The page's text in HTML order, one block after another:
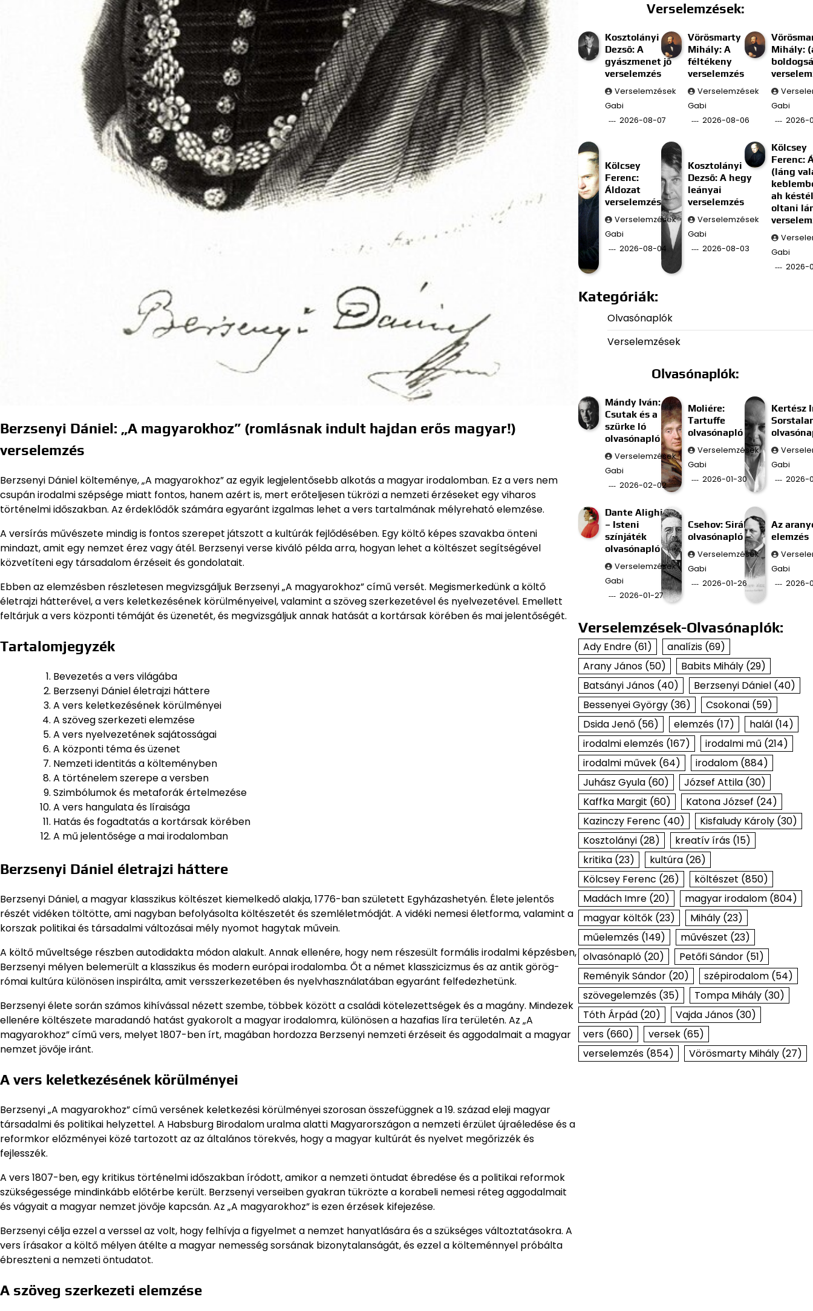
Berzsenyi Dániel: „A magyarokhoz” (romlásnak indult hajdan erős magyar!)
verselemzés
Berzsenyi Dániel költeménye, „A magyarokhoz” az egyik legjelentősebb alkotás a magyar irodalomban. Ez a vers nem
csupán irodalmi szépsége miatt fontos, hanem azért is, mert erőteljesen tükrözi a nemzeti érzéseket egy viharos
történelmi időszakban. Az érdeklődők számára egyaránt izgalmas lehet a vers tartalmának mélyreható elemzése.
A versírás művészete mindig is fontos szerepet játszott a kultúrák fejlődésében. Egy költő képes szavakba önteni
mindazt, amit egy nemzet érez vagy átél. Berzsenyi verse kiváló példa arra, hogyan lehet a költészet segítségével
közvetíteni egy társadalom érzéseit és gondolatait.
Ebben az elemzésben részletesen megvizsgáljuk Berzsenyi „A magyarokhoz” című versét. Megismerkedünk a költő
életrajzi hátterével, a vers keletkezésének körülményeivel, valamint a szöveg szerkezetével és nyelvezetével. Emellett
feltárjuk a vers központi témáját és üzenetét, és megvizsgáljuk annak hatását a kortársak körében és mai jelentőségét.
Tartalomjegyzék
Bevezetés a vers világába
Berzsenyi Dániel életrajzi háttere
A vers keletkezésének körülményei
A szöveg szerkezeti elemzése
A vers nyelvezetének sajátosságai
A központi téma és üzenet
Nemzeti identitás a költeményben
A történelem szerepe a versben
Szimbólumok és metaforák értelmezése
A vers hangulata és líraisága
Hatás és fogadtatás a kortársak körében
A mű jelentősége a mai irodalomban
Berzsenyi Dániel életrajzi háttere
Berzsenyi Dániel, a magyar klasszikus költészet kiemelkedő alakja, 1776-ban született Egyházashetyén. Élete jelentős
részét vidéken töltötte, ami nagyban befolyásolta költészetét és szemléletmódját. A vidéki nemesi életforma, valamint a
korszak politikai és társadalmi változásai mély nyomot hagytak művein.
A költő műveltsége részben autodidakta módon alakult. Annak ellenére, hogy nem részesült formális irodalmi képzésben,
Berzsenyi mélyen belemerült a klasszikus és modern európai irodalomba. Őt a német klasszicizmus és az antik görög-
római kultúra különösen inspirálta, amit versszerkezetében és nyelvhasználatában egyaránt felfedezhetünk.
Berzsenyi élete során számos kihívással nézett szembe, többek között a családi kötelezettségek és a magány. Mindezek
ellenére költészete maradandó hatást gyakorolt a magyar irodalomra, különösen a hazafias líra területén. Az „A
magyarokhoz” című vers, melyet 1807-ben írt, magában hordozza Berzsenyi nemzeti érzéseit és aggodalmait a magyar
nemzet jövője iránt.
A vers keletkezésének körülményei
Berzsenyi „A magyarokhoz” című versének keletkezési körülményei szorosan összefüggnek a 19. század eleji magyar
társadalmi és politikai helyzettel. A Habsburg Birodalom uralma alatti Magyarországon a nemzeti érzület újraéledése és a
reformkor előzményei közé tartozott az az általános törekvés, hogy a magyar kultúrát és nyelvet megőrizzék és
fejlesszék.
A vers 1807-ben, egy kritikus történelmi időszakban íródott, amikor a nemzeti öntudat ébredése és a politikai reformok
szükségessége mindinkább előtérbe került. Berzsenyi verseiben gyakran tükrözte a korabeli nemesi réteg aggodalmait
és vágyait a magyar nemzet jövője kapcsán. Az „A magyarokhoz” is ezen érzések kifejezése.
Berzsenyi célja ezzel a verssel az volt, hogy felhívja a figyelmet a nemzet hanyatlására és a szükséges változtatásokra. A
vers írásakor a költő mélyen átélte a magyar nemesség sorsának bizonytalanságát, és ezzel a költeménnyel próbálta
ébreszteni a nemzeti öntudatot.
A szöveg szerkezeti elemzése
Verselemzések:
Kosztolányi
Dezső: A
gyászmenet jő
verselemzés
Verselemzések
Gabi
2026-08-07
Vörösmarty
Mihály: A
féltékeny
verselemzés
Verselemzések
Gabi
2026-08-06
Mihály:
Gabi
2026-
Kölcsey
Ferenc:
Áldozat
verselemzés
Verselemzések
Gabi
2026-08-04
Kosztolányi
Dezső: A hegy
leányai
verselemzés
Verselemzések
Gabi
2026-08-03
Kölcsey
Ferenc:
(láng
ah késtél
oltani
Gabi
2026-
Kategóriák:
Olvasónaplók
Verselemzések
Olvasónaplók:
Mándy Iván:
Csutak és a
szürke ló
olvasónapló
Verselemzések
Gabi
2026-02-02
Moliére:
Tartuffe
olvasónapló
Verselemzések
Gabi
2026-01-30
Kertész
Gabi
2026-
Dante Alighieri
– Isteni
színjáték
olvasónapló
Verselemzések
Gabi
2026-01-27
Csehov: Sirály
olvasónapló
Verselemzések
Gabi
2026-01-26
Az
elemzés
Gabi
2026-
Verselemzések-Olvasónaplók:
Ady Endre(61) analízis(69)
Arany János(50) Babits Mihály(29)
Batsányi János(40) Berzsenyi Dániel(40)
Bessenyei György(36) Csokonai(59)
Dsida Jenő(56) elemzés(17) halál(14)
irodalmi elemzés(167) irodalmi mű (214)
irodalmi művek(64) irodalom(884)
Juhász Gyula(60) József Attila(30)
Kaffka Margit (60) Katona József (24)
Kazinczy Ferenc (40) Kisfaludy Károly(30)
Kosztolányi(28) kreatív írás(15)
kritika(23) kultúra(26)
Kölcsey Ferenc (26) költészet (850)
Madách Imre(20) magyar irodalom(804)
magyar költők(23) Mihály(23)
műelemzés(149) művészet (23)
olvasónapló(20) Petőfi Sándor(51)
Reményik Sándor(20) szépirodalom(54)
szövegelemzés(35) Tompa Mihály(30)
Tóth Árpád(20) Vajda János(30)
vers(660) versek(65)
verselemzés(854) Vörösmarty Mihály(27)